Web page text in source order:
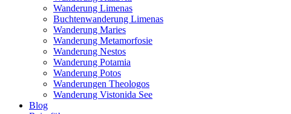
Wanderung Limenas
Buchtenwanderung Limenas
Wanderung Maries
Wanderung Metamorfosie
Wanderung Nestos
Wanderung Potamia
Wanderung Potos
Wanderungen Theologos
Wanderung Vistonida See
Blog